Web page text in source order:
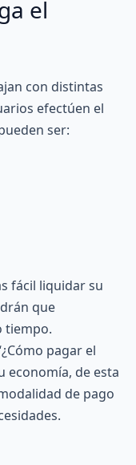
el
con distintas
efectúen el
ser:
fácil liquidar su
que
tiempo.
pagar el
economía, de esta
de pago